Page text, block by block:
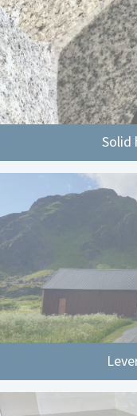
Solid